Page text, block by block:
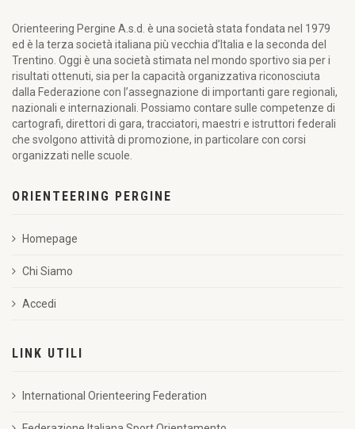
Orienteering Pergine A.s.d. è una società stata fondata nel 1979
ed è la terza società italiana più vecchia d’Italia e la seconda del
Trentino. Oggi è una società stimata nel mondo sportivo sia per i
risultati ottenuti, sia per la capacità organizzativa riconosciuta
dalla Federazione con l’assegnazione di importanti gare regionali,
nazionali e internazionali. Possiamo contare sulle competenze di
cartografi, direttori di gara, tracciatori, maestri e istruttori federali
che svolgono attività di promozione, in particolare con corsi
organizzati nelle scuole.
ORIENTEERING PERGINE
Homepage
Chi Siamo
Accedi
LINK UTILI
International Orienteering Federation